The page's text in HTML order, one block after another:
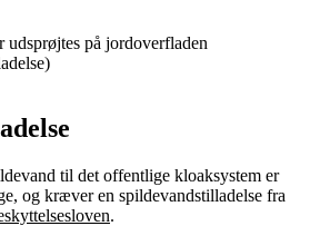
udsprøjtes på jordoverfladen
til det offentlige kloaksystem er
og kræver en spildevandstilladelse fra
.